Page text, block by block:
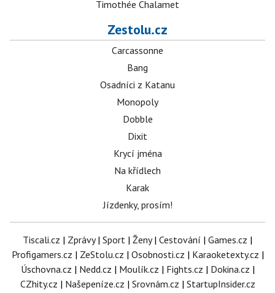
Timothée Chalamet
Zestolu.cz
Carcassonne
Bang
Osadníci z Katanu
Monopoly
Dobble
Dixit
Krycí jména
Na křídlech
Karak
Jízdenky, prosím!
Tiscali.cz | Zprávy| Sport | Ženy| Cestování | Games.cz |
Profigamers.cz | ZeStolu.cz | Osobnosti.cz | Karaoketexty.cz |
Úschovna.cz | Nedd.cz | Moulík.cz | Fights.cz | Dokina.cz |
CZhity.cz | Našepeníze.cz | Srovnám.cz | StartupInsider.cz